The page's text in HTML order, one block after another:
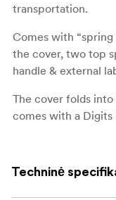
transportation.
Comes with
the cover, two top
handle & external
The cover folds
comes with a
Techninė